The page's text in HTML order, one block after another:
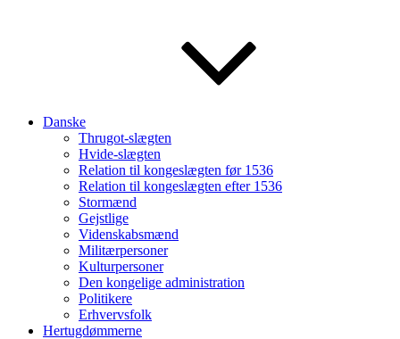
Danske
Thrugot-slægten
Hvide-slægten
Relation til kongeslægten før 1536
Relation til kongeslægten efter 1536
Stormænd
Gejstlige
Videnskabsmænd
Militærpersoner
Kulturpersoner
Den kongelige administration
Politikere
Erhvervsfolk
Hertugdømmerne